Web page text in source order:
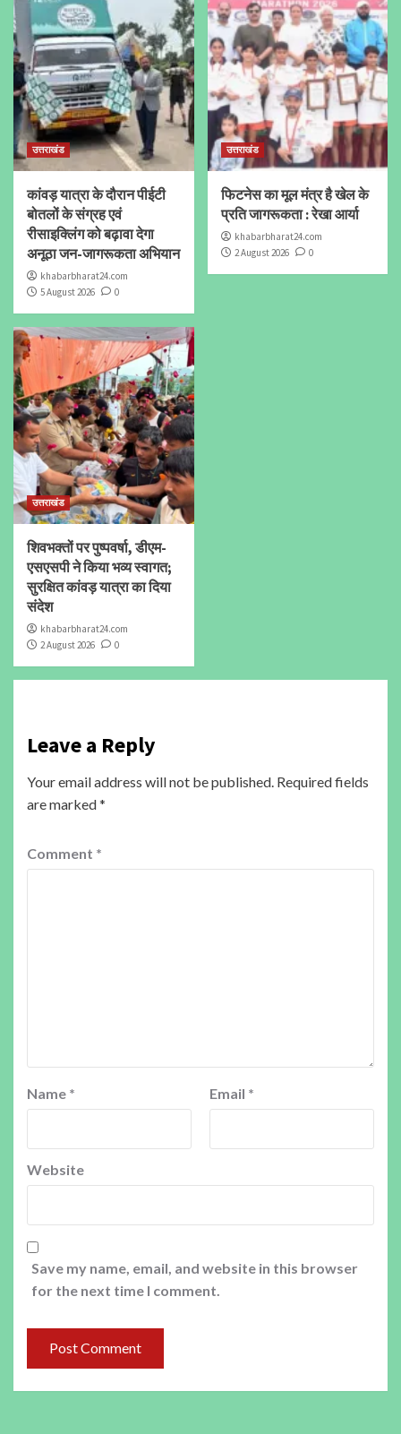
उत्तराखंड
कांवड़ यात्रा के दौरान पीईटी
बोतलों के संग्रह एवं
रीसाइक्लिंग को बढ़ावा देगा
अनूठा जन-जागरूकता अभियान
khabarbharat24.com
5 August 2026
0
उत्तराखंड
फिटनेस का मूल मंत्र है खेल के
प्रति जागरूकता : रेखा आर्या
khabarbharat24.com
2 August 2026
0
उत्तराखंड
शिवभक्तों पर पुष्पवर्षा, डीएम-
एसएसपी ने किया भव्य स्वागत;
सुरक्षित कांवड़ यात्रा का दिया
संदेश
khabarbharat24.com
2 August 2026
0
Leave a Reply
Your email address will not be published. Required fields
are marked*
Comment *
Name * Email *
Website
Save my name, email, and website in this browser
for the next time I comment.